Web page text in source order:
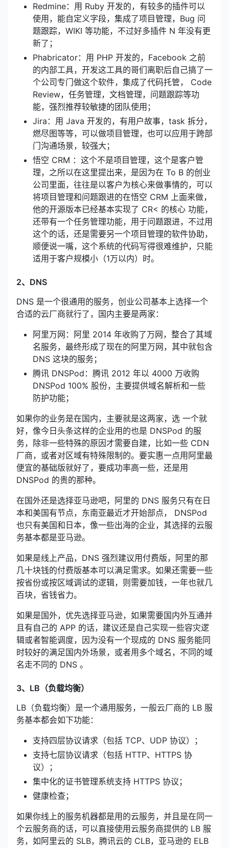
Redmine：用 Ruby 开发的，有较多的插件可以
使用，能自定义字段，集成了项目管理，Bug 问
题跟踪，WIKI 等功能，不过好多插件 N 年没有更
新了；
Phabricator：用 PHP 开发的，Facebook 之前
的内部工具，开发这工具的哥们离职后自己搞了一
个公司专门做这个软件，集成了代码托管， Code
Review，任务管理，文档管理，问题跟踪等功
能，强烈推荐较敏捷的团队使用；
Jira：用 Java 开发的，有用户故事，task 拆分，
燃尽图等等，可以做项目管理，也可以应用于跨部
门沟通场景，较强大；
悟空 CRM ：这个不是项目管理，这个是客户管
理，之所以在这里提出来，是因为在 To B 的创业
公司里面，往往是以客户为核心来做事情的，可以
将项目管理和问题跟进的在悟空 CRM 上面来做，
他的开源版本已经基本实现了 CR< 的核心 功能，
还带有一个任务管理功能，用于问题跟进，不过用
这个的话，还是需要另一个项目管理的软件协助，
顺便说一嘴，这个系统的代码写得很难维护，只能
适用于客户规模小（1万以内）时。
2、DNS
DNS 是一个很通用的服务，创业公司基本上选择一个
合适的云厂商就行了，国内主要是两家：
阿里万网：阿里 2014 年收购了万网，整合了其域
名服务，最终形成了现在的阿里万网，其中就包含
DNS 这块的服务；
腾讯 DNSPod：腾讯 2012 年以 4000 万收购
DNSPod 100% 股份，主要提供域名解析和一些
防护功能；
如果你的业务是在国内，主要就是这两家，选 一个就
好，像今日头条这样的企业用的也是 DNSPod 的服
务，除非一些特殊的原因才需要自建，比如一些 CDN
厂商，或者对区域有特殊限制的。要实惠一点用阿里最
便宜的基础版就好了，要成功率高一些，还是用
DNSPod 的贵的那种。
在国外还是选择亚马逊吧，阿里的 DNS 服务只有在日
本和美国有节点，东南亚最近才开始部点， DNSPod
也只有美国和日本，像一些出海的企业，其选择的云服
务基本都是亚马逊。
如果是线上产品，DNS 强烈建议用付费版，阿里的那
几十块钱的付费版基本可以满足需求。如果还需要一些
按省份或按区域调试的逻辑，则需要加钱，一年也就几
百块，省钱省力。
如果是国外，优先选择亚马逊，如果需要国内外互通并
且有自己的 APP 的话，建议还是自己实现一些容灾逻
辑或者智能调度，因为没有一个现成的 DNS 服务能同
时较好的满足国内外场景，或者用多个域名，不同的域
名走不同的 DNS 。
3、LB（负载均衡）
LB（负载均衡）是一个通用服务，一般云厂商的 LB 服
务基本都会如下功能：
支持四层协议请求（包括 TCP、UDP 协议）；
支持七层协议请求（包括 HTTP、HTTPS 协
议）；
集中化的证书管理系统支持 HTTPS 协议；
健康检查；
如果你线上的服务机器都是用的云服务，并且是在同一
个云服务商的话，可以直接使用云服务商提供的 LB 服
务，如阿里云的 SLB，腾讯云的 CLB，亚马逊的 ELB